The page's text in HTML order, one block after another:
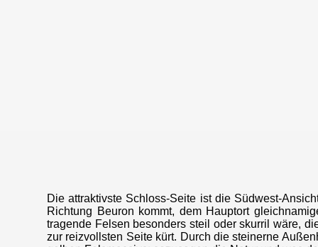
Die attraktivste Schloss-Seite ist die Südwest-
Richtung Beuron kommt, dem Hauptort
tragende Felsen besonders steil oder skurril wäre,
zur reizvollsten Seite kürt. Durch die steinerne